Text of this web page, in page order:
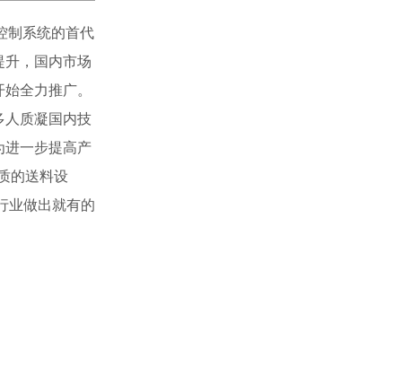
制系统的首代
升，国内市场
全力推广。
人质凝国内技
进一步提高产
的送料设
业做出就有的